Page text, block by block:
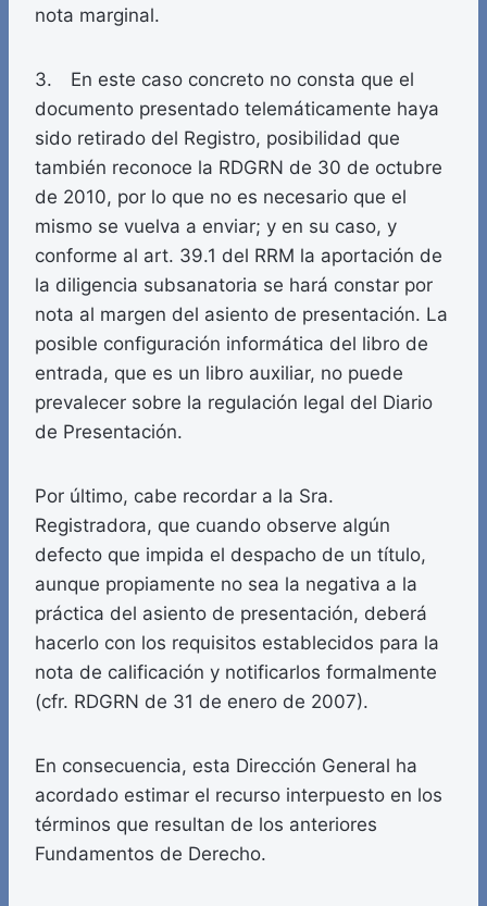
nota marginal.
3. En este caso concreto no consta que el
documento presentado telemáticamente haya
sido retirado del Registro, posibilidad que
también reconoce la RDGRN de 30 de octubre
de 2010, por lo que no es necesario que el
mismo se vuelva a enviar; y en su caso, y
conforme al art. 39.1 del RRM la aportación de
la diligencia subsanatoria se hará constar por
nota al margen del asiento de presentación. La
posible configuración informática del libro de
entrada, que es un libro auxiliar, no puede
prevalecer sobre la regulación legal del Diario
de Presentación.
Por último, cabe recordar a la Sra.
Registradora, que cuando observe algún
defecto que impida el despacho de un título,
aunque propiamente no sea la negativa a la
práctica del asiento de presentación, deberá
hacerlo con los requisitos establecidos para la
nota de calificación y notificarlos formalmente
(cfr. RDGRN de 31 de enero de 2007).
En consecuencia, esta Dirección General ha
acordado estimar el recurso interpuesto en los
términos que resultan de los anteriores
Fundamentos de Derecho.